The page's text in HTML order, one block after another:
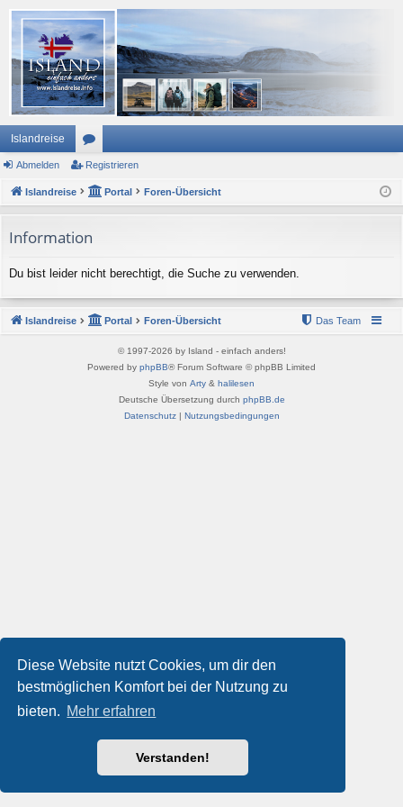
Diese Website nutzt Cookies, um dir den
bestmöglichen Komfort bei der Nutzung zu
bieten. Mehr erfahren
Verstanden!
Islandreise
or
en
Abmelden Registrieren
Islandreise Portal Foren-Übersicht
Information
Du bist leider nicht berechtigt, die Suche zu verwenden.
Islandreise Portal Foren-Übersicht Das Team
© 1997-2026 by Island - einfach anders!
Powered by phpBB® Forum Software © phpBB Limited
Style von Arty & halilesen
Deutsche Übersetzung durch phpBB.de
Datenschutz| Nutzungsbedingungen